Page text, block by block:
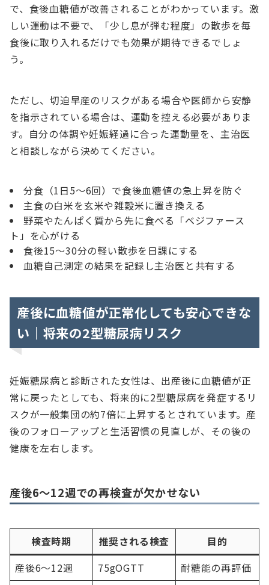
で、食後血糖値が改善されることがわかっています。激
しい運動は不要で、「少し息が弾む程度」の散歩を毎
食後に取り入れるだけでも効果が期待できるでしょ
う。
ただし、切迫早産のリスクがある場合や医師から安静
を指示されている場合は、運動を控える必要がありま
す。自分の体調や妊娠経過に合った運動量を、主治医
と相談しながら決めてください。
分食（1日5〜6回）で食後血糖値の急上昇を防ぐ
主食の白米を玄米や雑穀米に置き換える
野菜やたんぱく質から先に食べる「ベジファース
ト」を心がける
食後15〜30分の軽い散歩を日課にする
血糖自己測定の結果を記録し主治医と共有する
産後に血糖値が正常化しても安心できな
い｜将来の2型糖尿病リスク
妊娠糖尿病と診断された女性は、出産後に血糖値が正
常に戻ったとしても、将来的に2型糖尿病を発症するリ
スクが一般集団の約7倍に上昇するとされています。産
後のフォローアップと生活習慣の見直しが、その後の
健康を左右します。
産後6〜12週での再検査が欠かせない
検査時期 推奨される検査
目的
産後6〜12週
75gOGTT 耐糖能の再評価